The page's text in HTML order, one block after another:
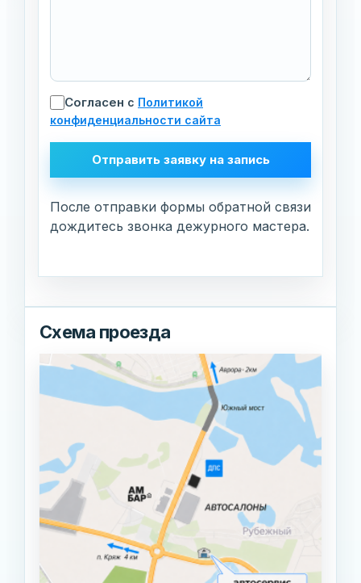
Согласен с Политикой
конфиденциальности сайта
После отправки формы обратной связи
дождитесь звонка дежурного мастера.
Схема проезда